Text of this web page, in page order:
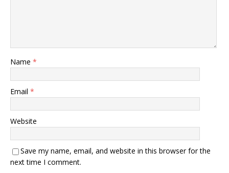
Name *
Email *
Website
Save my name, email, and website in this browser for the
next time I comment.